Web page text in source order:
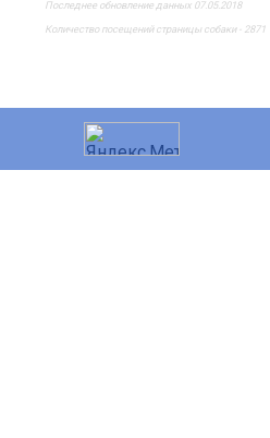
Последнее обновление данных 07.05.2018
Количество посещений страницы собаки - 2871